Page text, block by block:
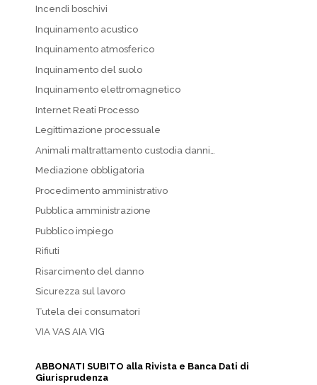
Incendi boschivi
Inquinamento acustico
Inquinamento atmosferico
Inquinamento del suolo
Inquinamento elettromagnetico
Internet Reati Processo
Legittimazione processuale
Animali maltrattamento custodia danni…
Mediazione obbligatoria
Procedimento amministrativo
Pubblica amministrazione
Pubblico impiego
Rifiuti
Risarcimento del danno
Sicurezza sul lavoro
Tutela dei consumatori
VIA VAS AIA VIG
ABBONATI SUBITO alla Rivista e Banca Dati di
Giurisprudenza